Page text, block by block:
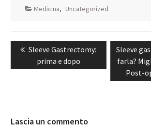
Medicina, Uncategorized
Navigazione
articoliPrevious
post:
Sleeve Gastrectomy:
prima e dopo
Next
post:
Sleeve
farla?
Post-
Lascia un commento